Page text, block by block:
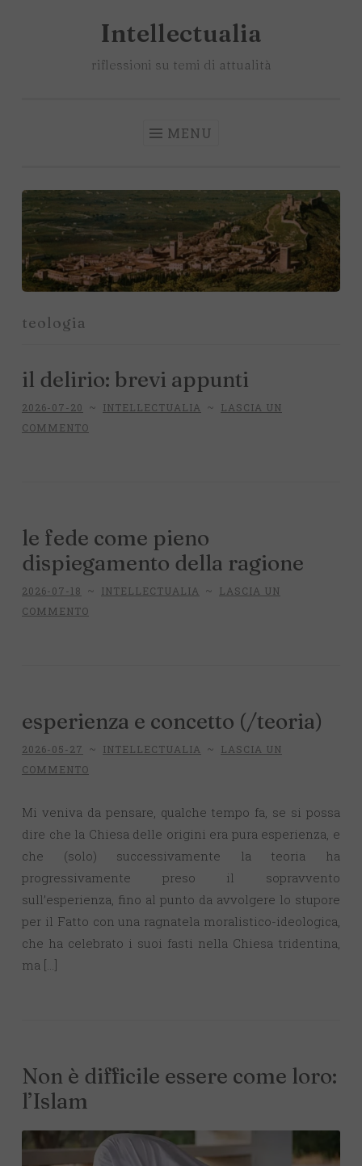
Intellectualia
riflessioni su temi di attualità
MENU
teologia
il delirio: brevi appunti
2026-07-20 ~ INTELLECTUALIA ~
LASCIA UN
COMMENTO
le fede come pieno
dispiegamento della ragione
2026-07-18 ~ INTELLECTUALIA ~
LASCIA UN
COMMENTO
esperienza e concetto (/teoria)
2026-05-27 ~ INTELLECTUALIA ~
LASCIA UN
COMMENTO
Mi veniva da pensare, qualche tempo fa, se si possa
dire che la Chiesa delle origini era pura esperienza, e
che (solo) successivamente la teoria ha
progressivamente preso il sopravvento
sull’esperienza, fino al punto da avvolgere lo stupore
per il Fatto con una ragnatela moralistico-ideologica,
che ha celebrato i suoi fasti nella Chiesa tridentina,
ma […]
Non è difficile essere come loro:
l’Islam